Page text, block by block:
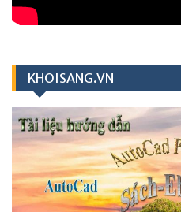
KHOISANG.VN